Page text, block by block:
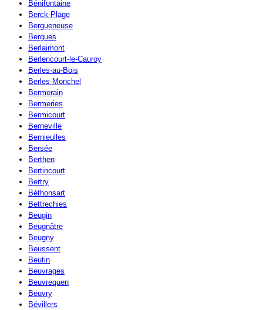
Bénifontaine
Berck-Plage
Bergueneuse
Bergues
Berlaimont
Berlencourt-le-Cauroy
Berles-au-Bois
Berles-Monchel
Bermerain
Bermeries
Bermicourt
Berneville
Bernieulles
Bersée
Berthen
Bertincourt
Bertry
Béthonsart
Bettrechies
Beugin
Beugnâtre
Beugny
Beussent
Beutin
Beuvrages
Beuvrequen
Beuvry
Bévillers